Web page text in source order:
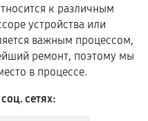
к различным
устройства или
важным процессом,
ремонт, поэтому мы
в процессе.
сетях: